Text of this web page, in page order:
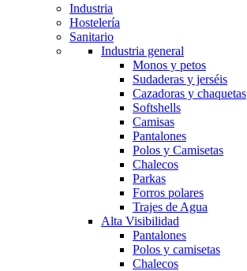
Industria
Hostelería
Sanitario
Industria general
Monos y petos
Sudaderas y jerséis
Cazadoras y chaquetas
Softshells
Camisas
Pantalones
Polos y Camisetas
Chalecos
Parkas
Forros polares
Trajes de Agua
Alta Visibilidad
Pantalones
Polos y camisetas
Chalecos